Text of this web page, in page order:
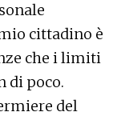
cittadino è
che i limiti
di poco.
del